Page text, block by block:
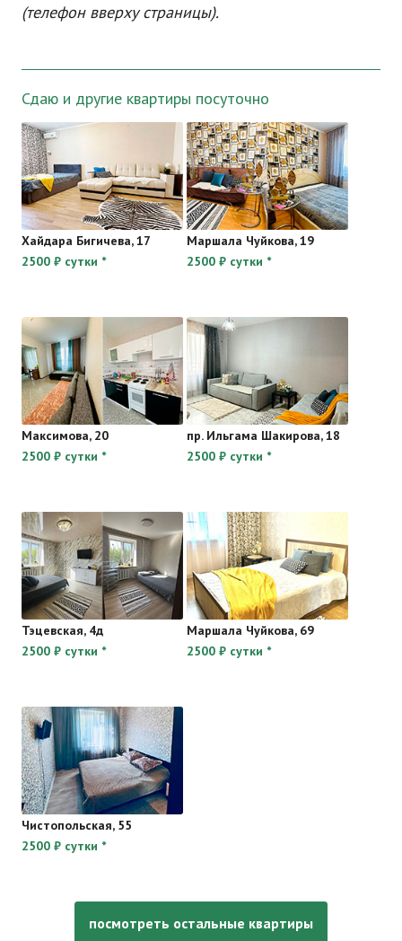
(телефон вверху страницы).
Сдаю и другие квартиры посуточно
Хайдара Бигичева, 17
2500 ₽ сутки *
Маршала Чуйкова, 19
2500 ₽ сутки *
Максимова, 20
2500 ₽ сутки *
пр. Ильгама Шакирова, 18
2500 ₽ сутки *
Тэцевская, 4д
2500 ₽ сутки *
Маршала Чуйкова, 69
2500 ₽ сутки *
Чистопольская, 55
2500 ₽ сутки *
посмотреть остальные квартиры